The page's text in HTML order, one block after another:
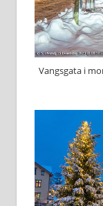
Vangsgata i